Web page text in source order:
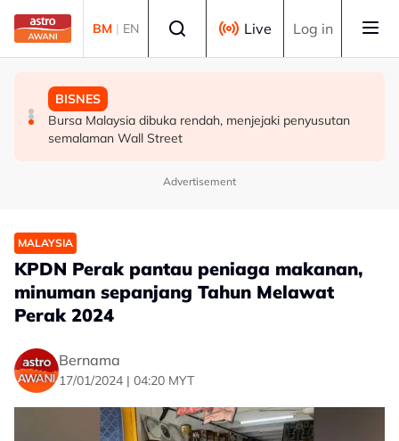
Skip to main content
BM | EN Live Log in
DUNIA
Konvoi Darat Palestin tiba di Gaziantep dalam
perjalanan ke wilayah Palestin
MALAYSIA
Siasatan segera tragedi renjatan elektrik tiga anggota
polis - Saifuddin Nasution
BISNES
Bursa Malaysia dibuka rendah, menjejaki penyusutan
semalaman Wall Street
Advertisement
MALAYSIA
KPDN Perak pantau peniaga makanan,
minuman sepanjang Tahun Melawat
Perak 2024
Bernama
17/01/2024 | 04:20 MYT